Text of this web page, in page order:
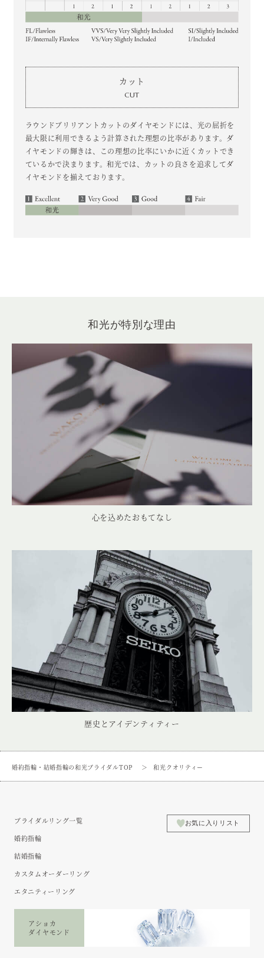
カット
CUT
ラウンドブリリアントカットのダイヤモンドには、光の屈折を
最大限に利用できるよう計算された理想の比率があります。ダ
イヤモンドの輝きは、この理想の比率にいかに近くカットでき
ているかで決まります。和光では、カットの良さを追求してダ
イヤモンドを揃えております。
和光が特別な理由
心を込めたおもてなし
歴史とアイデンティティー
婚約指輪・結婚指輪の和光ブライダルTOP 和光クオリティー
ブライダルリング一覧
婚約指輪
結婚指輪
カスタムオーダーリング
エタニティーリング
お気に入りリスト
アショカ
ダイヤモンド